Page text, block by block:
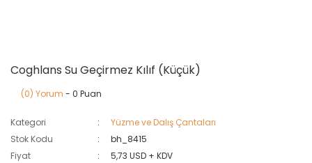
Coghlans Su Geçirmez Kılıf (Küçük)
(0) Yorum - 0 Puan
Kategori
Yüzme ve Dalış Çantaları
Stok Kodu
bh_8415
Fiyat
5,73 USD + KDV